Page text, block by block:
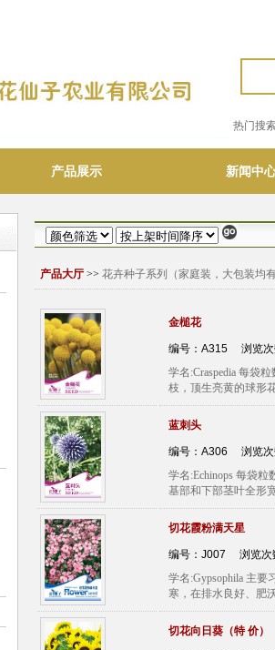
热门搜
产品展示 新闻中
产品大厅 >> 花卉种子系列（家庭装，大包装均有
金槌花
编号：A315 浏览次
学名:Craspedia 每袋
枝，顶生亮黄的球形
蓝刺头
编号：A306 浏览次
学名:Echinops 每袋
基部和下部茎叶全形
切花霞粉满天星
编号：J007 浏览次
学名:Gypsophila 主
寒，在排水良好、肥
切花向日葵（特 价）